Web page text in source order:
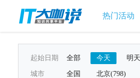
热门活动
起始日期 全部 今天 明天
城市 全国 北京(798)